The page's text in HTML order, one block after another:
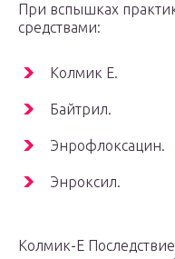
При вспышках
средствами:
Колмик Е.
Байтрил.
Энрофлоксацин.
Энроксил.
Колмик-Е